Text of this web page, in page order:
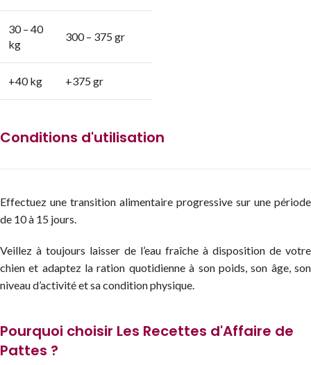
30 – 40
kg
300 – 375 gr
+40 kg +375 gr
Conditions d'utilisation
Effectuez une transition alimentaire progressive sur une période
de 10 à 15 jours.
Veillez à toujours laisser de l’eau fraîche à disposition de votre
chien et adaptez la ration quotidienne à son poids, son âge, son
niveau d’activité et sa condition physique.
Pourquoi choisir Les Recettes d'Affaire de
Pattes ?